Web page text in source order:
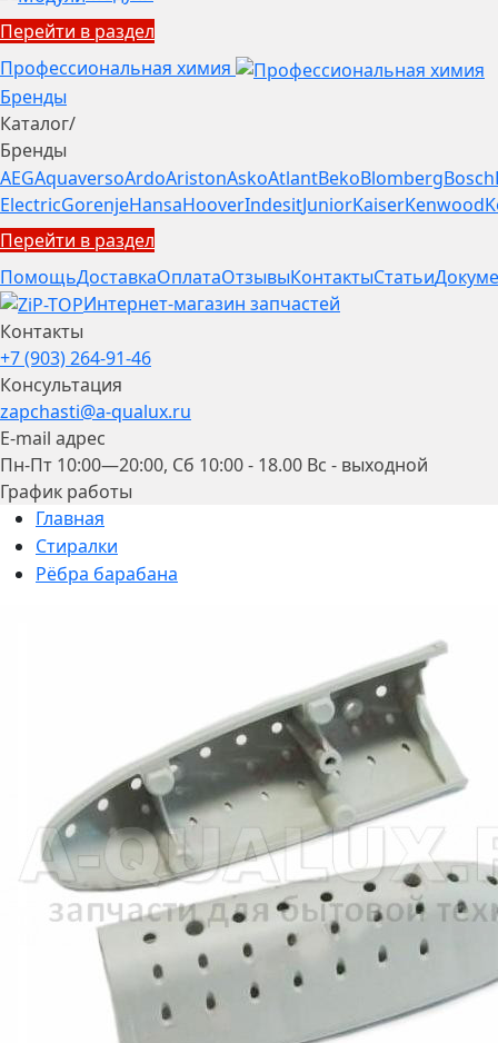
Перейти в раздел
Профессиональная химия
Бренды
Каталог/
Бренды
AEGAquaversoArdoAristonAskoAtlantBekoBlombergBosch
ElectricGorenjeHansaHooverIndesitJuniorKaiserKenwood
Перейти в раздел
ПомощьДоставкаОплатаОтзывыКонтактыСтатьи
Интернет-магазин запчастей
Контакты
+7 (903) 264-91-46
Консультация
zapchasti@a-qualux.ru
E-mail адрес
Пн-Пт 10:00—20:00, Сб 10:00 - 18.00 Вс - выходной
График работы
Главная
Стиралки
Рёбра барабана